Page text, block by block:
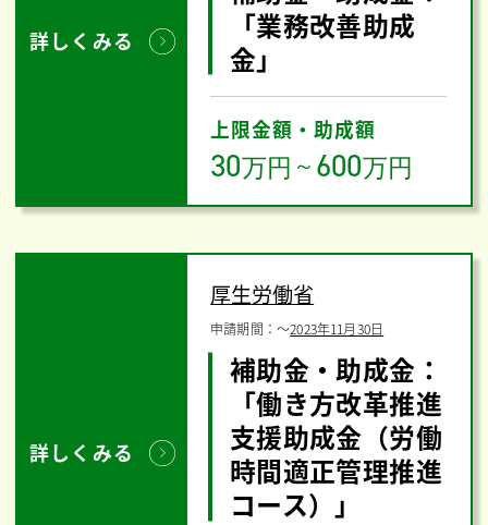
詳しくみる
「業務改善助成
金」
上限金額・助成額
30万円 ～ 600万円
詳しくみる
厚生労働省
申請期間：〜2023年11月30日
補助金・助成金：
「働き方改革推進
支援助成金（労働
時間適正管理推進
コース）」